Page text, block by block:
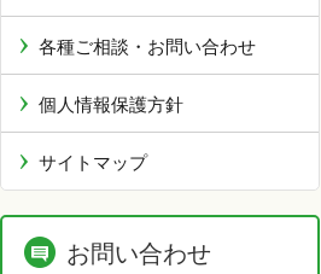
各種ご相談・お問い合わせ
個人情報保護方針
サイトマップ
お問い合わせ